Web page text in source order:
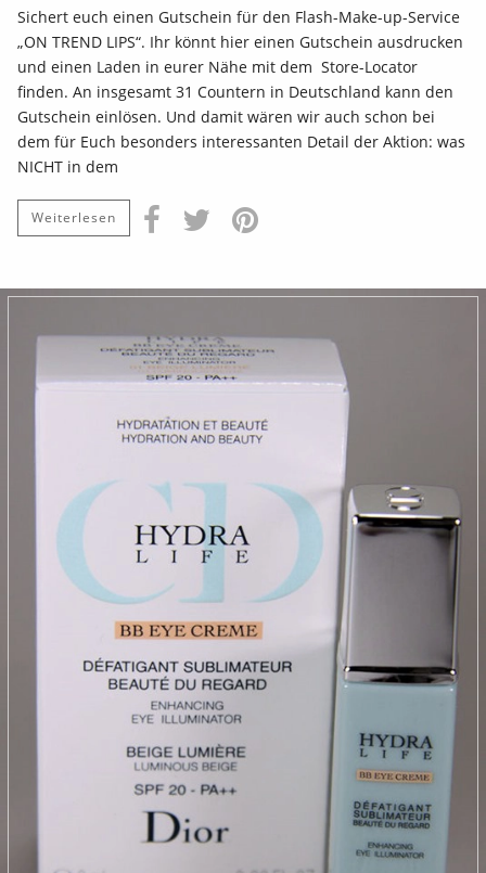
Sichert euch einen Gutschein für den Flash-Make-up-Service
„ON TREND LIPS“. Ihr könnt hier einen Gutschein ausdrucken
und einen Laden in eurer Nähe mit dem Store-Locator
finden. An insgesamt 31 Countern in Deutschland kann den
Gutschein einlösen. Und damit wären wir auch schon bei
dem für Euch besonders interessanten Detail der Aktion: was
NICHT in dem
Weiterlesen